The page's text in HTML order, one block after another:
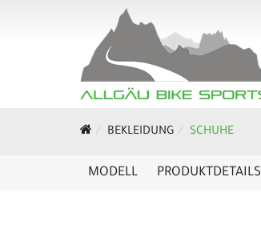
BEKLEIDUNG SCHUHE
MODELL PRODUKTDETAILS